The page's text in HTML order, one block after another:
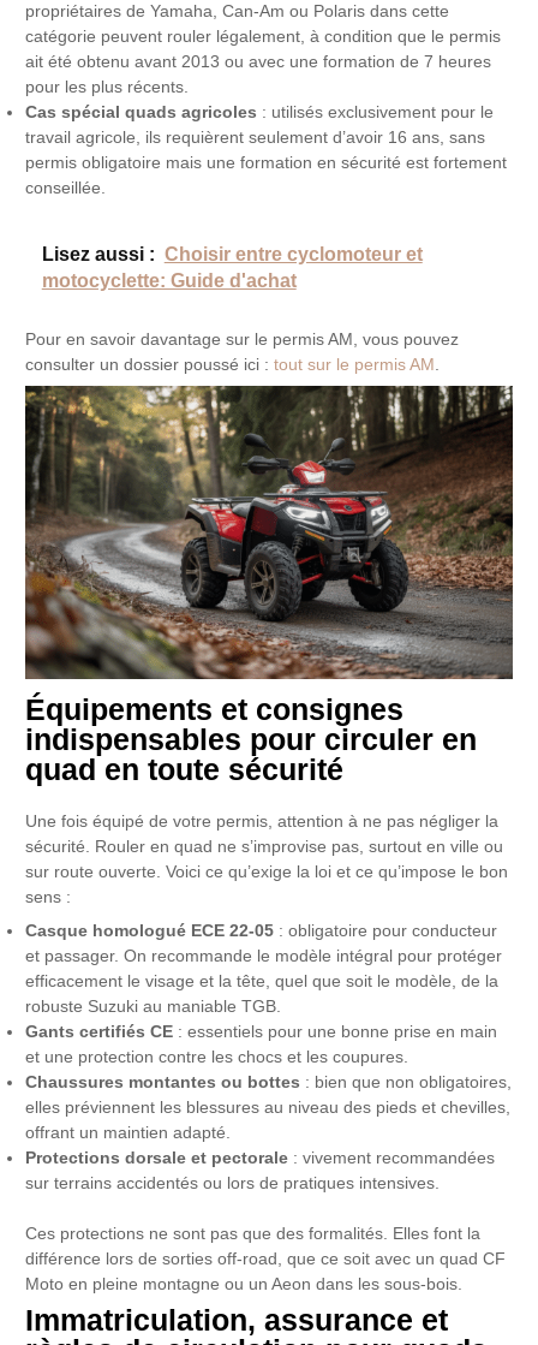
propriétaires de Yamaha, Can-Am ou Polaris dans cette
catégorie peuvent rouler légalement, à condition que le permis
ait été obtenu avant 2013 ou avec une formation de 7 heures
pour les plus récents.
Cas spécial quads agricoles : utilisés exclusivement pour le
travail agricole, ils requièrent seulement d’avoir 16 ans, sans
permis obligatoire mais une formation en sécurité est fortement
conseillée.
Lisez aussi : Choisir entre cyclomoteur et
motocyclette: Guide d'achat
Pour en savoir davantage sur le permis AM, vous pouvez
consulter un dossier poussé ici :tout sur le permis AM .
Équipements et consignes
indispensables pour circuler en
quad en toute sécurité
Une fois équipé de votre permis, attention à ne pas négliger la
sécurité. Rouler en quad ne s’improvise pas, surtout en ville ou
sur route ouverte. Voici ce qu’exige la loi et ce qu’impose le bon
sens :
Casque homologué ECE 22-05 : obligatoire pour conducteur
et passager. On recommande le modèle intégral pour protéger
efficacement le visage et la tête, quel que soit le modèle, de la
robuste Suzuki au maniable TGB.
Gants certifiés CE : essentiels pour une bonne prise en main
et une protection contre les chocs et les coupures.
Chaussures montantes ou bottes : bien que non obligatoires,
elles préviennent les blessures au niveau des pieds et chevilles,
offrant un maintien adapté.
Protections dorsale et pectorale : vivement recommandées
sur terrains accidentés ou lors de pratiques intensives.
Ces protections ne sont pas que des formalités. Elles font la
différence lors de sorties off-road, que ce soit avec un quad CF
Moto en pleine montagne ou un Aeon dans les sous-bois.
Immatriculation, assurance et